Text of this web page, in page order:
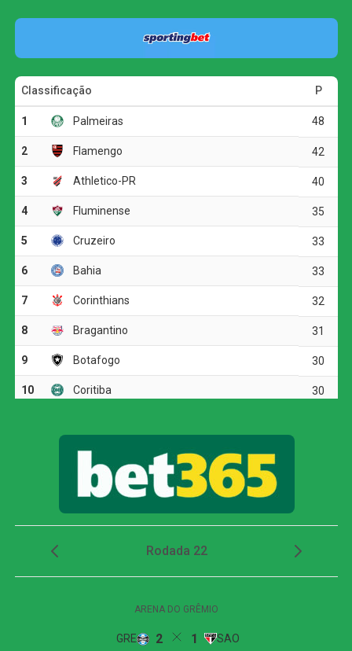
Com o empate, o Fluminense alcançou 35 pontos e
permanece na quarta colocação, mas corre o risco de
deixar o G4 ao fim da rodada. O Bahia, que soma 32
pontos, pode ultrapassar o Tricolor caso vença o Vasco
por pelo menos dois gols de diferença.
O Botafogo continua na sétima posição, com 30 pontos,
mas ainda pode perder posições dependendo dos outros
resultados da rodada.
O jogo
O Botafogo começou o clássico ocupando mais o campo
de ataque, mas encontrou dificuldades diante da
marcação tricolor. A primeira boa chance apareceu aos 19
minutos, quando Arthur Cabral recebeu na entrada da
área, passou pela marcação e finalizou rasteiro. Fábio
defendeu.
O Fluminense respondeu com chutes de longa distância.
finalização forte.
O time alvinegro voltou a ameaçar aos 29 minutos.
Medina tabelou com Arthur Cabral, invadiu a área e bateu
para fora. Em seguida, o volante completou cruzamento
Fluminense reage no segundo tempo, empata
com o Botafogo, mas amplia jejum no Brasileirão
O Botafogo abriu o placar aos 43 minutos. Em cobrança